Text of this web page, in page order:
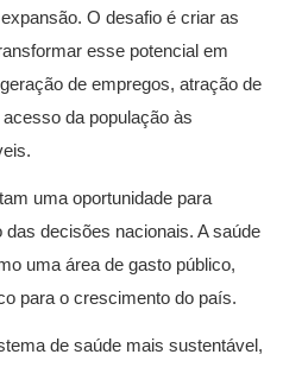
O desafio é criar as
esse potencial em
de empregos, atração de
da população às
uma oportunidade para
decisões nacionais. A saúde
uma área de gasto público,
para o crescimento do país.
de saúde mais sustentável,